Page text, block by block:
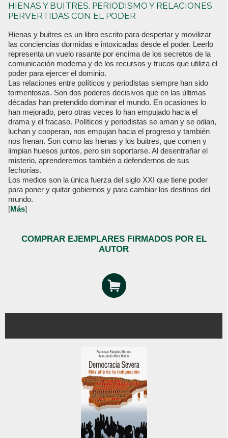
HIENAS Y BUITRES. PERIODISMO Y RELACIONES
PERVERTIDAS CON EL PODER
Hienas y buitres es un libro escrito para despertar y movilizar
las conciencias dormidas e intoxicadas desde el poder. Leerlo
representa un vuelo rasante por encima de los secretos de la
comunicación moderna y de los recursos y trucos que utiliza el
poder para ejercer el dominio.
Las relaciones entre políticos y periodistas siempre han sido
tormentosas. Son dos poderes decisivos que en las últimas
décadas han pretendido dominar el mundo. En ocasiones lo
han mejorado, pero otras veces lo han empujado hacia el
drama y el fracaso. Políticos y periodistas se aman y se odian,
luchan y cooperan, nos empujan hacia el progreso y también
nos frenan. Son como las hienas y los buitres, que comen y
limpian huesos juntos, pero sin soportarse. Al desentrañar el
misterio, aprenderemos también a defendernos de sus
fechorías.
Los medios son la única fuerza del siglo XXI que tiene poder
para poner y quitar gobiernos y para cambiar los destinos del
mundo.
[Más]
COMPRAR EJEMPLARES FIRMADOS POR EL
AUTOR